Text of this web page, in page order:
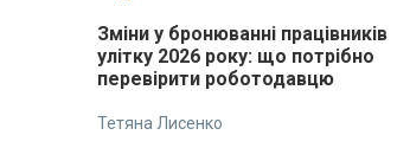
Зміни у бронюванні працівників
улітку 2026 року: що потрібно
перевірити роботодавцю
Тетяна Лисенко